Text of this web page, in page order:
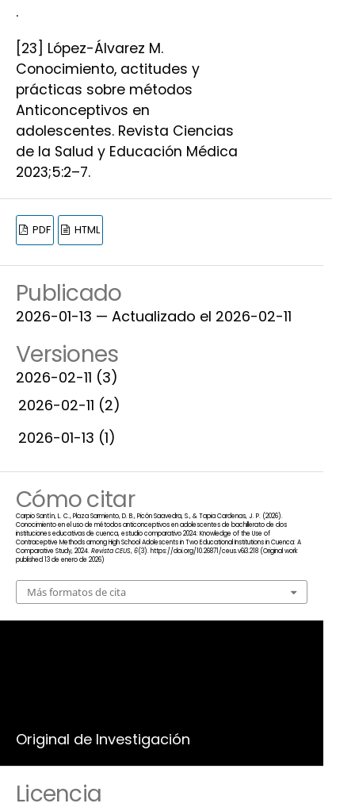
.
[23] López-Álvarez M.
Conocimiento, actitudes y
prácticas sobre métodos
Anticonceptivos en
adolescentes. Revista Ciencias
de la Salud y Educación Médica
2023;5:2–7.
PDF HTML
Publicado
2026-01-13 — Actualizado el 2026-02-11
Versiones
2026-02-11 (3)
2026-02-11 (2)
2026-01-13 (1)
Cómo citar
Carpio Santín, L. C., Plaza Sarmiento, D. B., Picón Saavedra, S., & Tapia Cardenas, J. P. (2026).
Conocimiento en el uso de métodos anticonceptivos en adolescentes de bachillerato de dos
instituciones educativas de cuenca, estudio comparativo 2024: Knowledge of the Use of
Contraceptive Methods among High School Adolescents in Two Educational Institutions in Cuenca: A
Comparative Study, 2024.Revista CEUS,6(3). https://doi.org/10.26871/ceus.v6i3.218 (Original work
published 13 de enero de 2026)
Más formatos de cita
Original de Investigación
Licencia